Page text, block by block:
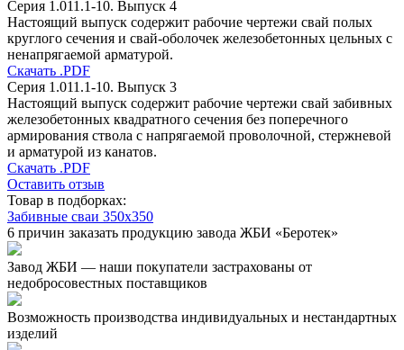
Серия 1.011.1-10. Выпуск 4
Настоящий выпуск содержит рабочие чертежи свай полых
круглого сечения и свай-оболочек железобетонных цельных с
ненапрягаемой арматурой.
Скачать .PDF
Серия 1.011.1-10. Выпуск 3
Настоящий выпуск содержит рабочие чертежи свай забивных
железобетонных квадратного сечения без поперечного
армирования ствола с напрягаемой проволочной, стержневой
и арматурой из канатов.
Скачать .PDF
Оставить отзыв
Товар в подборках:
Забивные сваи 350х350
6 причин заказать продукцию завода ЖБИ «Беротек»
Завод ЖБИ — наши покупатели застрахованы от
недобросовестных поставщиков
Возможность производства индивидуальных и нестандартных
изделий